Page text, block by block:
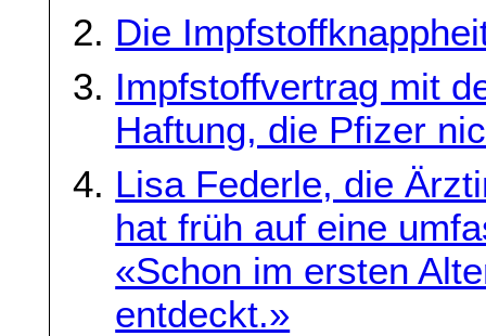
Die
Impfstoffvertrag mit
Haftung, die Pfizer
Lisa Federle, die
hat früh auf eine
«Schon im ersten
entdeckt.»